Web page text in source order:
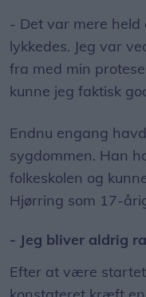
- Det var mere
lykkedes. Jeg var
fra med min
kunne jeg faktisk
Endnu engang
sygdommen. Han
folkeskolen og
Hjørring som 17-
- Jeg bliver aldrig
Efter at være